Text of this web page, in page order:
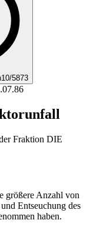
10/5873
Fraktion DIE
größere Anzahl von
Entseuchung des
haben.